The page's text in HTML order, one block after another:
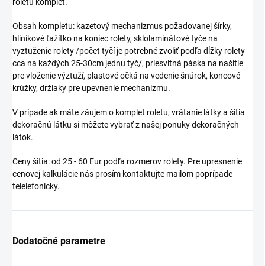
Obsah kompletu: kazetový mechanizmus požadovanej šírky,
hliníkové ťažítko na koniec rolety, sklolaminátové tyče na
vyztuženie rolety /počet tyčí je potrebné zvoliť podľa dĺžky rolety
cca na každých 25-30cm jednu tyč/, priesvitná páska na našitie
pre vloženie výztuží, plastové očká na vedenie šnúrok, koncové
krúžky, držiaky pre upevnenie mechanizmu.
V prípade ak máte záujem o komplet roletu, vrátanie látky a šitia
dekoračnú látku si môžete vybrať z našej ponuky dekoračných
látok.
Ceny šitia: od 25 - 60 Eur podľa rozmerov rolety. Pre upresnenie
cenovej kalkulácie nás prosím kontaktujte mailom poprípade
telelefonicky.
Dodatočné parametre